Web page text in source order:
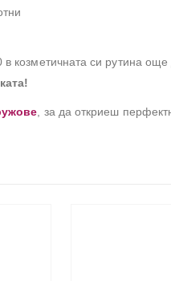
козметичната си рутина още
, за да откриеш